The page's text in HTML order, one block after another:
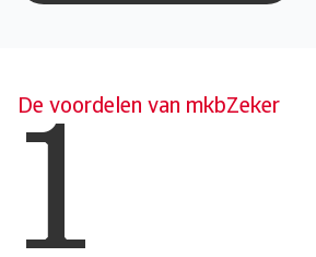
De voordelen van mkbZeker
1